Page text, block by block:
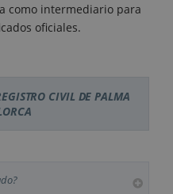
como intermediario para
oficiales.
CIVIL DE PALMA